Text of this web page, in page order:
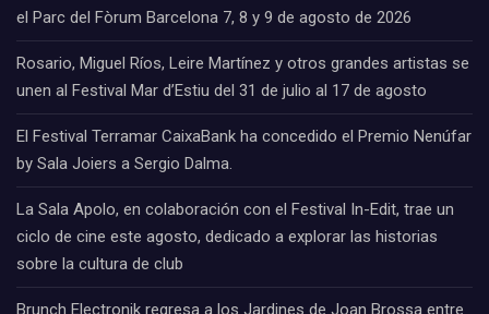
el Parc del Fòrum Barcelona 7, 8 y 9 de agosto de 2026
Rosario, Miguel Ríos, Leire Martínez y otros grandes artistas se
unen al Festival Mar d’Estiu del 31 de julio al 17 de agosto
El Festival Terramar CaixaBank ha concedido el Premio Nenúfar
by Sala Joiers a Sergio Dalma.
La Sala Apolo, en colaboración con el Festival In-Edit, trae un
ciclo de cine este agosto, dedicado a explorar las historias
sobre la cultura de club
Brunch Electronik regresa a los Jardines de Joan Brossa entre